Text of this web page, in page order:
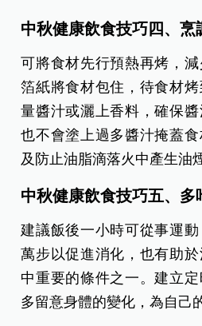
中秋健康飲食技巧四、烹
可將食材先行預熱再烤，
箔紙將食材包住，待食材
量醬汁或灑上香料，確保
也不會塗上過多醬汁掩蓋
及防止油脂滴落火中產生油
中秋健康飲食技巧五、多
建議飯後一小時可從事運
萬步以促進消化，也有助
中重要的條件之一。建立
多留意身體的變化，為自己